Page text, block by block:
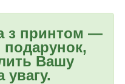
з принтом —
подарунок,
Вашу
увагу.